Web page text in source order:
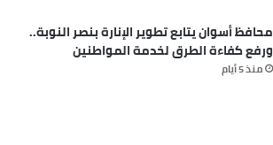
محافظ أسوان يتابع تطوير الإنارة بنصر النوبة..
ورفع كفاءة الطرق لخدمة المواطنين
منذ 5 أيام